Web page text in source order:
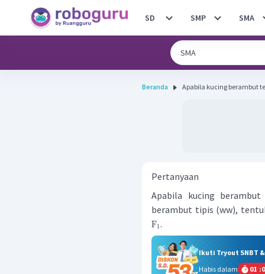
SD SMP SMA
Beranda Apabila kucing berambut
Pertanyaan
Apabila kucing
berambut tipis (ww),
F1.
Ikuti Tryout SNBT
Habis dalam
01 :